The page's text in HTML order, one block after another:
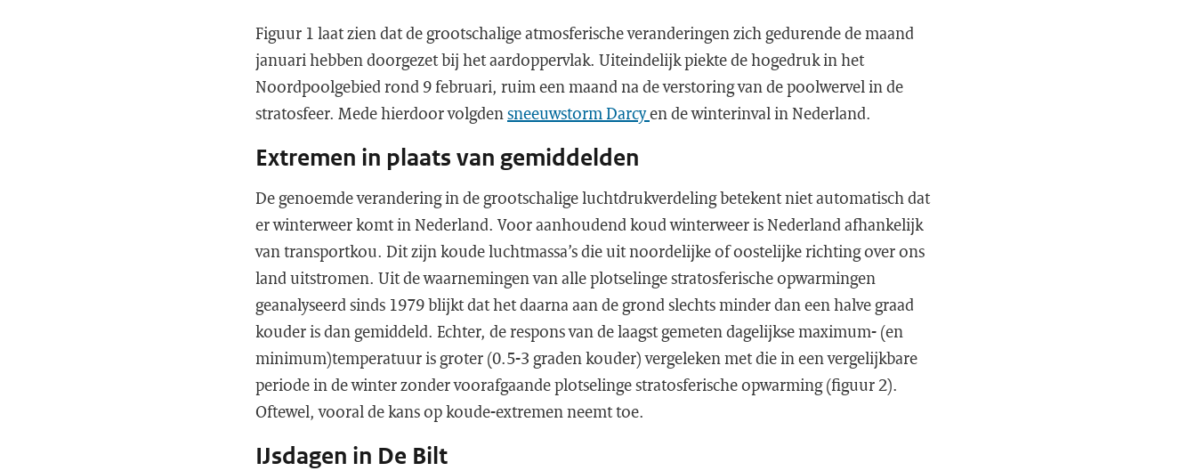
Figuur 1 laat zien dat de grootschalige atmosferische veranderingen zich gedurende de maand
januari hebben doorgezet bij het aardoppervlak. Uiteindelijk piekte de hogedruk in het
Noordpoolgebied rond 9 februari, ruim een maand na de verstoring van de poolwervel in de
stratosfeer. Mede hierdoor volgdensneeuwstorm Darcyen de winterinval in Nederland.
Extremen in plaats van gemiddelden
De genoemde verandering in de grootschalige luchtdrukverdeling betekent niet automatisch dat
er winterweer komt in Nederland. Voor aanhoudend koud winterweer is Nederland afhankelijk
van transportkou. Dit zijn koude luchtmassa’s die uit noordelijke of oostelijke richting over ons
land uitstromen. Uit de waarnemingen van alle plotselinge stratosferische opwarmingen
geanalyseerd sinds 1979 blijkt dat het daarna aan de grond slechts minder dan een halve graad
kouder is dan gemiddeld. Echter, de respons van de laagst gemeten dagelijkse maximum- (en
minimum)temperatuur is groter (0.5-3 graden kouder) vergeleken met die in een vergelijkbare
periode in de winter zonder voorafgaande plotselinge stratosferische opwarming (figuur 2).
Oftewel, vooral de kans op koude-extremen neemt toe.
IJsdagen in De Bilt